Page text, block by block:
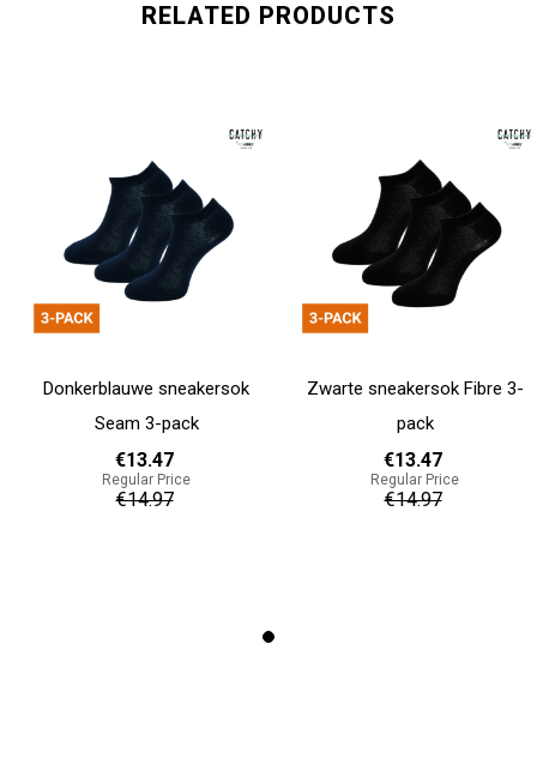
RELATED PRODUCTS
Zwarte sneakersok Fibre 3-
pack
€13.47
Regular Price
€14.97
Donkerblauwe sneakersok
Seam 3-pack
€13.47
Regular Price
€14.97